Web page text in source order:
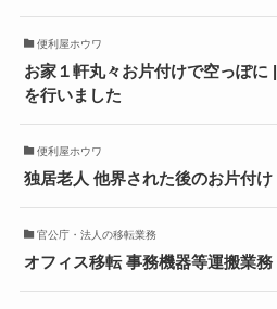
便利屋ホウワ
お家１軒丸々お片付けで空っぽに
を行いました
便利屋ホウワ
独居老人 他界された後のお片付
官公庁・法人の移転業務
オフィス移転 事務機器等運搬業